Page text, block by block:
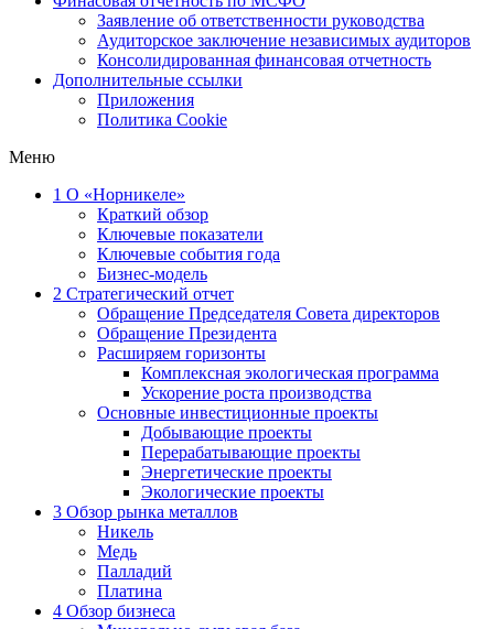
Заявление об ответственности руководства
Аудиторское заключение независимых аудиторов
Консолидированная финансовая отчетность
Дополнительные ссылки
Приложения
Политика Cookie
Меню
1 О «Норникеле»
Краткий обзор
Ключевые показатели
Ключевые события года
Бизнес-модель
2 Стратегический отчет
Обращение Председателя Совета директоров
Обращение Президента
Расширяем горизонты
Комплексная экологическая программа
Ускорение роста производства
Основные инвестиционные проекты
Добывающие проекты
Перерабатывающие проекты
Энергетические проекты
Экологические проекты
3 Обзор рынка металлов
Никель
Медь
Палладий
Платина
4 Обзор бизнеса